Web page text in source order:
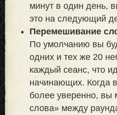
минут в один день,
это на следующий
Перемешивание
По умолчанию вы
одних и тех же 20
каждый сеанс, что
начинающих. Когда
более уверенно, вы
слова» между